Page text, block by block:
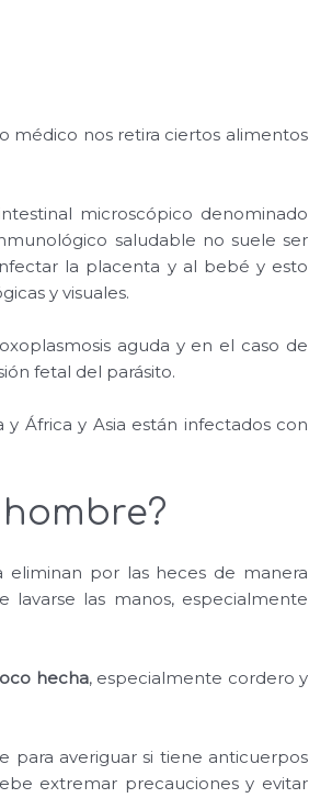
médico nos retira ciertos alimentos
microscópico denominado
saludable no suele ser
la placenta y al bebé y esto
y visuales.
aguda y en el caso de
fetal del parásito.
África y Asia están infectados con
por las heces de manera
las manos, especialmente
hecha, especialmente cordero y
para averiguar si tiene anticuerpos
extremar precauciones y evitar